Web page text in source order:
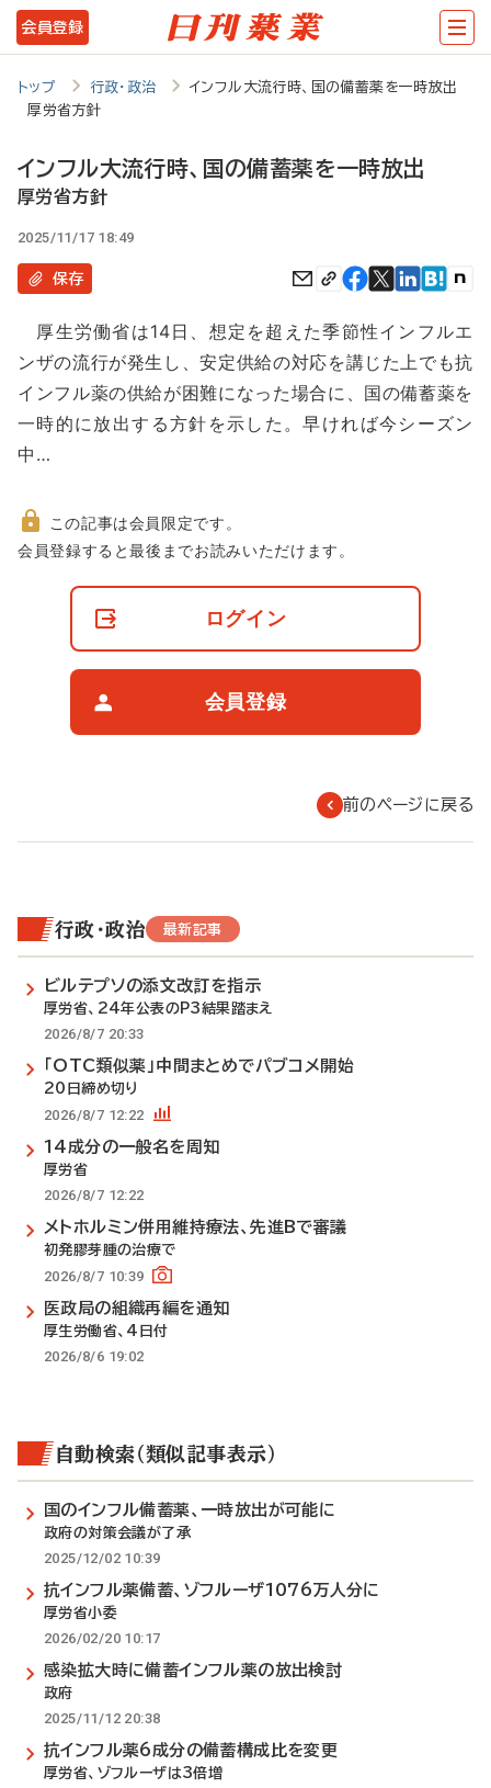
メ
イ
テ
ツ
に
動
会員登録
トップ 行政・政治
インフル大流行時、国の備蓄薬を一時放出
厚労省方針
インフル大流行時、国の備蓄薬を一時放出
厚労省方針
2025/11/17 18:49
保存
厚生労働省は14日、想定を超えた季節性インフルエ
ンザの流行が発生し、安定供給の対応を講じた上でも抗
インフル薬の供給が困難になった場合に、国の備蓄薬を
一時的に放出する方針を示した。早ければ今シーズン
中…
非
この記事は会員限定です。
会員登録すると最後までお読みいただけます。
ログイン
会員登録
前のページに戻る
行政・政治 最新記事
ビルテプソの添文改訂を指示
厚労省、24年公表のP3結果踏まえ
2026/8/7 20:33
「OTC類似薬」中間まとめでパブコメ開始
20日締め切り
2026/8/7 12:22
14成分の一般名を周知
厚労省
2026/8/7 12:22
メトホルミン併用維持療法、先進Bで審議
初発膠芽腫の治療で
2026/8/7 10:39
医政局の組織再編を通知
厚生労働省、4日付
2026/8/6 19:02
自動検索（類似記事表示）
国のインフル備蓄薬、一時放出が可能に
政府の対策会議が了承
2025/12/02 10:39
抗インフル薬備蓄、ゾフルーザ1076万人分に
厚労省小委
2026/02/20 10:17
感染拡大時に備蓄インフル薬の放出検討
政府
2025/11/12 20:38
抗インフル薬6成分の備蓄構成比を変更
厚労省、ゾフルーザは3倍増